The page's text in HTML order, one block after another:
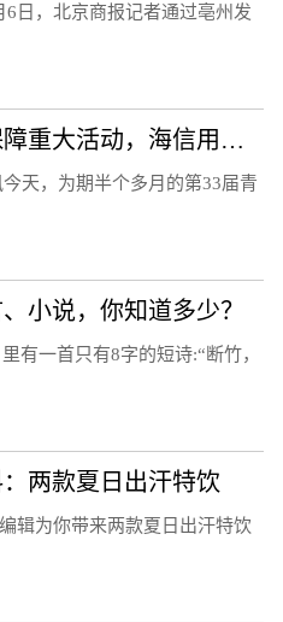
日，北京商报记者通过亳州发
啤酒节、大运会……保障重大活动，海信用技术破解交通治理难题
天，为期半个多月的第33届青
小说，你知道多少？
有一首只有8字的短诗:“断竹，
两款夏日出汗特饮
辑为你带来两款夏日出汗特饮